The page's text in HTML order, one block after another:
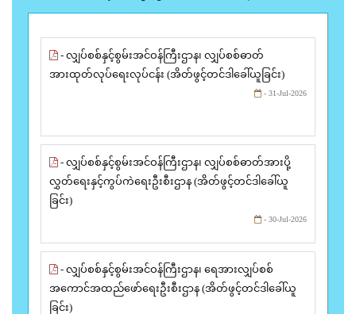
- လျှပ်စစ်နှင့်စွမ်းအင်ဝန်ကြီးဌာန၊ လျှပ်စစ်ဓာတ်
အားထုတ်လုပ်ရေးလုပ်ငန်း (အိတ်ဖွင့်တင်ဒါခေါ်ယူခြင်း)
- 31-Jul-2026
- လျှပ်စစ်နှင့်စွမ်းအင်ဝန်ကြီးဌာန၊ လျှပ်စစ်ဓာတ်အားပို့
လွှတ်ရေးနှင့်ကွပ်ကဲရေးဦးစီးဌာန (အိတ်ဖွင့်တင်ဒါခေါ်ယူ
ခြင်း)
- 30-Jul-2026
- လျှပ်စစ်နှင့်စွမ်းအင်ဝန်ကြီးဌာန၊ ရေအားလျှပ်စစ်
အကောင်အထည်ဖော်ရေးဦးစီးဌာန (အိတ်ဖွင့်တင်ဒါခေါ်ယူ
ခြင်း)